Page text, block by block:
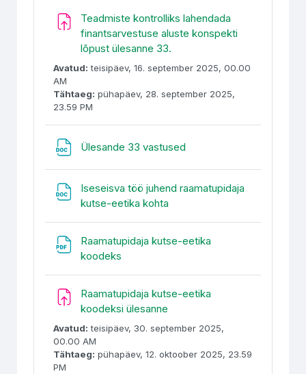
Teadmiste kontrolliks lahendada
finantsarvestuse aluste konspekti
lõpust ülesanne 33.
Avatud: teisipäev, 16. september 2025, 00.00
AM
Tähtaeg: pühapäev, 28. september 2025,
23.59 PM
Ülesande 33 vastused
Iseseisva töö juhend raamatupidaja
kutse-eetika kohta
Raamatupidaja kutse-eetika
koodeks
Raamatupidaja kutse-eetika
koodeksi ülesanne
Avatud: teisipäev, 30. september 2025,
00.00 AM
Tähtaeg: pühapäev, 12. oktoober 2025, 23.59
PM